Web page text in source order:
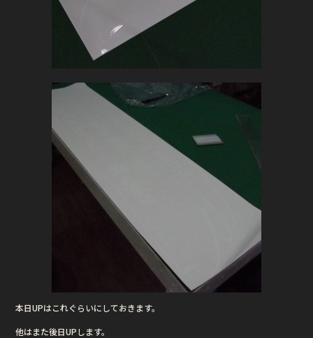
本日UPはこれぐらいにしておきます。
他はまた後日UPします。